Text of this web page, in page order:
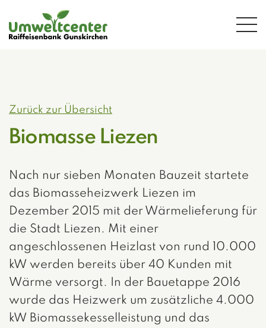
Zum Hauptinhalt springen
Zurück zur Übersicht
Biomasse Liezen
Nach nur sieben Monaten Bauzeit startete
das Biomasseheizwerk Liezen im
Dezember 2015 mit der Wärmelieferung für
die Stadt Liezen. Mit einer
angeschlossenen Heizlast von rund 10.000
kW werden bereits über 40 Kunden mit
Wärme versorgt. In der Bauetappe 2016
wurde das Heizwerk um zusätzliche 4.000
kW Biomassekesselleistung und das